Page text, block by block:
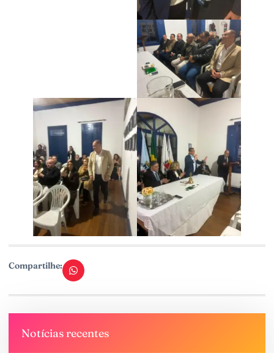
Compartilhe:
Notícias recentes